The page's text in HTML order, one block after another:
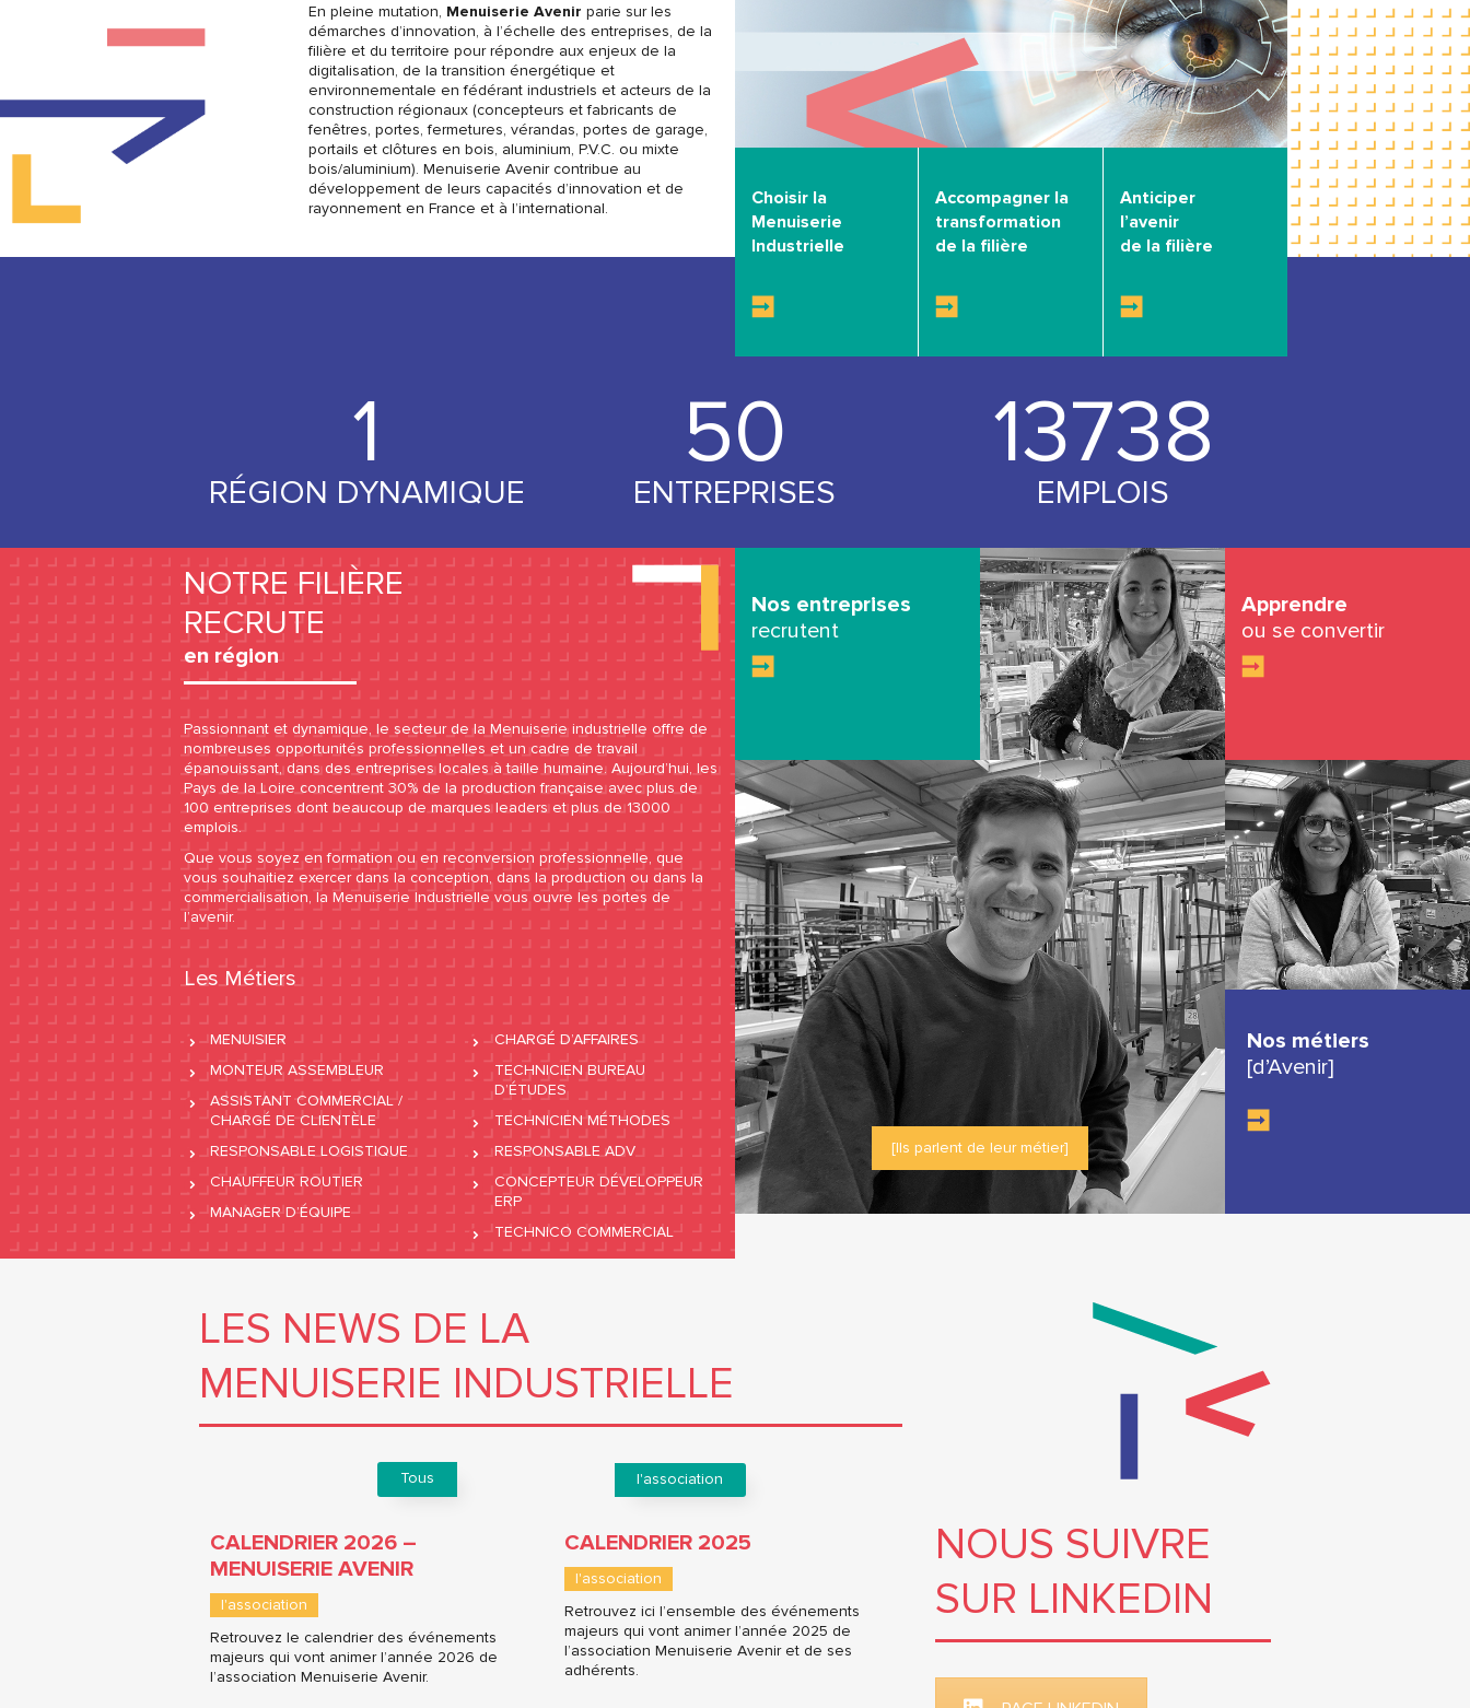
En pleine mutation, Menuiserie Avenir parie sur les
démarches d’innovation, à l’échelle des entreprises, de la
filière et du territoire pour répondre aux enjeux de la
digitalisation, de la transition énergétique et
environnementale en fédérant industriels et acteurs de la
construction régionaux (concepteurs et fabricants de
fenêtres, portes, fermetures, vérandas, portes de garage,
portails et clôtures en bois, aluminium, P.V.C. ou mixte
bois/aluminium). Menuiserie Avenir contribue au
développement de leurs capacités d’innovation et de
rayonnement en France et à l’international.
Choisir la
Menuiserie
Industrielle
Accompagner la
transformation
de la filière
Anticiper
l’avenir
de la filière
1
RÉGION DYNAMIQUE
53
ENTREPRISES
14000
EMPLOIS
NOTRE FILIÈRE
RECRUTE
en région
Passionnant et dynamique, le secteur de la Menuiserie industrielle offre de
nombreuses opportunités professionnelles et un cadre de travail
épanouissant, dans des entreprises locales à taille humaine. Aujourd’hui, les
Pays de la Loire concentrent 30% de la production française avec plus de
100 entreprises dont beaucoup de marques leaders et plus de 13000
emplois.
Que vous soyez en formation ou en reconversion professionnelle, que
vous souhaitiez exercer dans la conception, dans la production ou dans la
commercialisation, la Menuiserie Industrielle vous ouvre les portes de
l’avenir.
Les Métiers
MENUISIER
MONTEUR ASSEMBLEUR
ASSISTANT COMMERCIAL /
CHARGÉ DE CLIENTÈLE
RESPONSABLE LOGISTIQUE
CHAUFFEUR ROUTIER
MANAGER D’ÉQUIPE
CHARGÉ D’AFFAIRES
TECHNICIEN BUREAU
D’ÉTUDES
TECHNICIEN MÉTHODES
RESPONSABLE ADV
CONCEPTEUR DÉVELOPPEUR
ERP
TECHNICO COMMERCIAL
Nos entreprises
recrutent
Apprendre
ou se convertir
[Ils parlent de leur métier]
Nos métiers
[d’Avenir]
LES NEWS DE LA
MENUISERIE INDUSTRIELLE
Tous l'association
CALENDRIER 2026 –
MENUISERIE AVENIR
l'association
Retrouvez le calendrier des événements
majeurs qui vont animer l’année 2026 de
l’association Menuiserie Avenir.
CALENDRIER 2025
l'association
Retrouvez ici l’ensemble des événements
majeurs qui vont animer l’année 2025 de
l’association Menuiserie Avenir et de ses
adhérents.
NOUS SUIVRE
SUR LINKEDIN